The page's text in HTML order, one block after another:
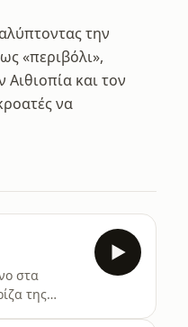
την
«περιβόλι»,
Αιθιοπία και τον
να
στα
της